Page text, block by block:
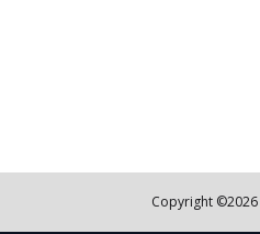
Copyright ©2026